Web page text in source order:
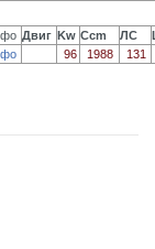
Двиг Kw Ccm ЛС
96 1988 131